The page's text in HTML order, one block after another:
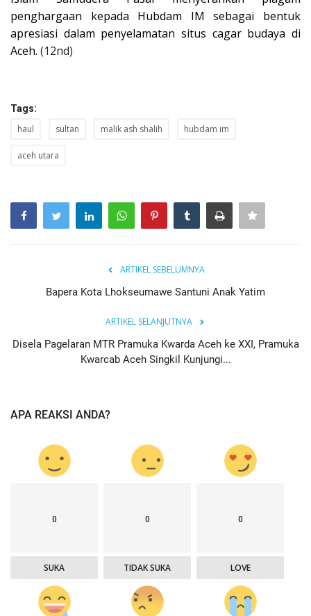
penghargaan kepada Hubdam IM sebagai bentuk
apresiasi dalam penyelamatan situs cagar budaya di
Aceh. (12nd)
Tags:
haul sultan malik ash shalih hubdam im
aceh utara
ARTIKEL SEBELUMNYA
Bapera Kota Lhokseumawe Santuni Anak Yatim
ARTIKEL SELANJUTNYA
Disela Pagelaran MTR Pramuka Kwarda Aceh ke XXI, Pramuka
Kwarcab Aceh Singkil Kunjungi...
APA REAKSI ANDA?
0
SUKA
0
TIDAK SUKA
0
LOVE